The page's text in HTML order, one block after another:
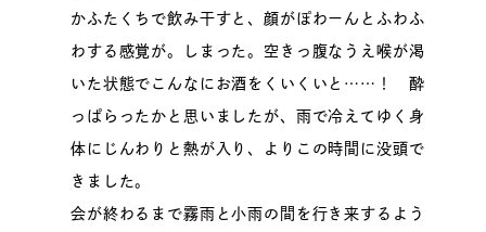
かふたくちで飲み干すと、顔がぽわーんとふわふ
わする感覚が。しまった。空きっ腹なうえ喉が渇
いた状態でこんなにお酒をくいくいと……！ 酔
っぱらったかと思いましたが、雨で冷えてゆく身
体にじんわりと熱が入り、よりこの時間に没頭で
きました。
会が終わるまで霧雨と小雨の間を行き来するよう